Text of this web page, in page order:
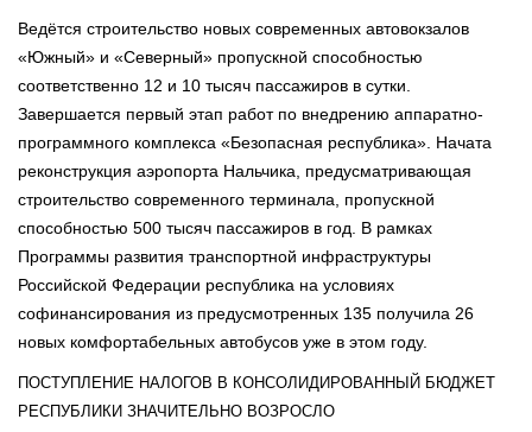
Ведётся строительство новых современных автовокзалов
«Южный» и «Северный» пропускной способностью
соответственно 12 и 10 тысяч пассажиров в сутки.
Завершается первый этап работ по внедрению аппаратно-
программного комплекса «Безопасная республика». Начата
реконструкция аэропорта Нальчика, предусматривающая
строительство современного терминала, пропускной
способностью 500 тысяч пассажиров в год. В рамках
Программы развития транспортной инфраструктуры
Российской Федерации республика на условиях
софинансирования из предусмотренных 135 получила 26
новых комфортабельных автобусов уже в этом году.
ПОСТУПЛЕНИЕ НАЛОГОВ В КОНСОЛИДИРОВАННЫЙ БЮДЖЕТ
РЕСПУБЛИКИ ЗНАЧИТЕЛЬНО ВОЗРОСЛО